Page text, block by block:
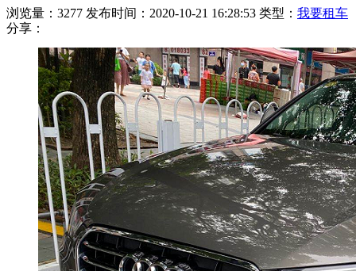
浏览量：3277 发布时间：2020-10-21 16:28:53 类型： 我要租车
分享：